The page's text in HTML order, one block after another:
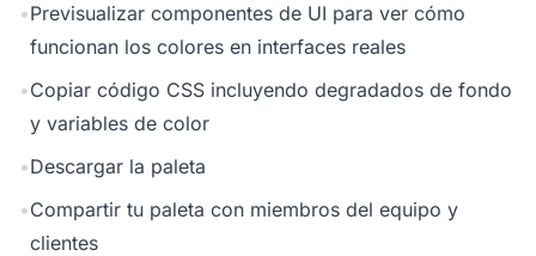
•Previsualizar componentes de UI para ver cómo
funcionan los colores en interfaces reales
•Copiar código CSS incluyendo degradados de fondo
y variables de color
•Descargar la paleta
•Compartir tu paleta con miembros del equipo y
clientes